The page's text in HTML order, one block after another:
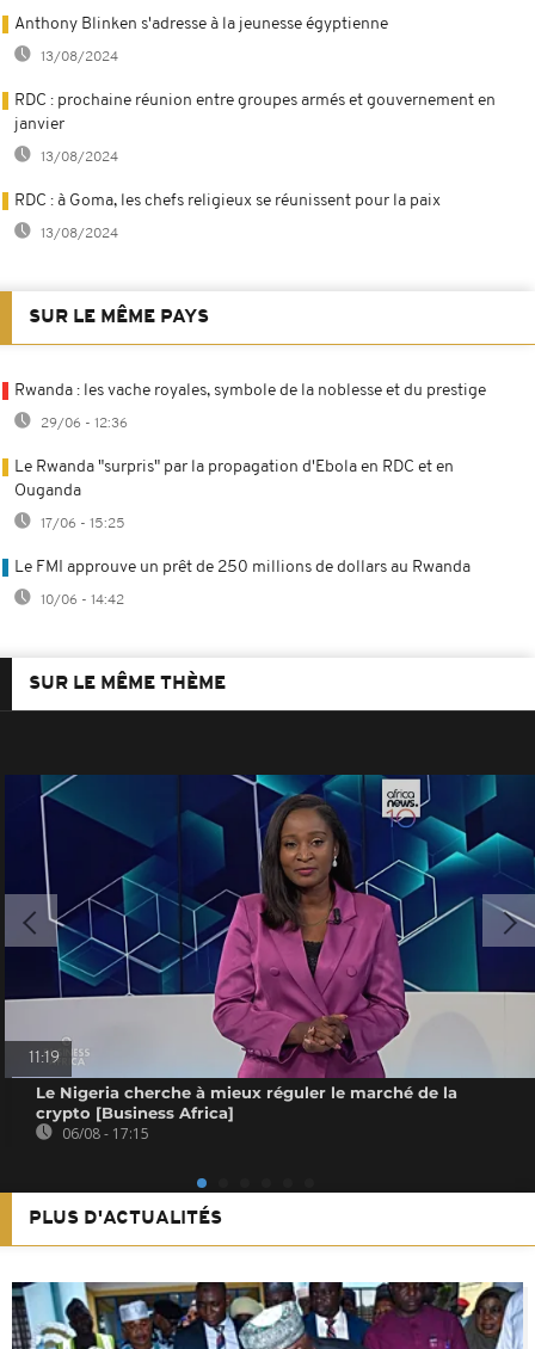
Anthony Blinken s'adresse à la jeunesse égyptienne
13/08/2024
RDC : prochaine réunion entre groupes armés et gouvernement en
janvier
13/08/2024
RDC : à Goma, les chefs religieux se réunissent pour la paix
13/08/2024
SUR LE MÊME PAYS
Rwanda : les vache royales, symbole de la noblesse et du prestige
29/06 - 12:36
Le Rwanda "surpris" par la propagation d'Ebola en RDC et en
Ouganda
17/06 - 15:25
Le FMI approuve un prêt de 250 millions de dollars au Rwanda
10/06 - 14:42
SUR LE MÊME THÈME
11:19
Le Nigeria cherche à mieux réguler le marché de la
crypto [Business Africa]
06/08 - 17:15
PLUS D'ACTUALITÉS